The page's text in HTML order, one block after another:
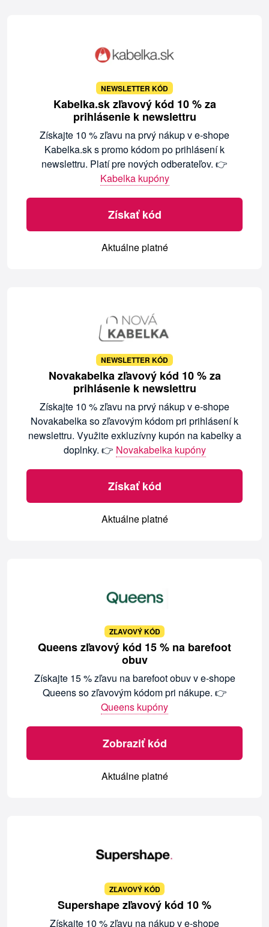
NEWSLETTER KÓD
Kabelka.sk zľavový kód 10 % za
prihlásenie k newslettru
Získajte 10 % zľavu na prvý nákup v e-shope
Kabelka.sk s promo kódom po prihlásení k
newslettru. Platí pre nových odberateľov. 👉
Kabelka kupóny
Získať kód
Aktuálne platné
NEWSLETTER KÓD
Novakabelka zľavový kód 10 % za
prihlásenie k newslettru
Získajte 10 % zľavu na prvý nákup v e-shope
Novakabelka so zľavovým kódom pri prihlásení k
newslettru. Využite exkluzívny kupón na kabelky a
doplnky. 👉 Novakabelka kupóny
Získať kód
Aktuálne platné
ZĽAVOVÝ KÓD
Queens zľavový kód 15 % na barefoot
obuv
Získajte 15 % zľavu na barefoot obuv v e-shope
Queens so zľavovým kódom pri nákupe. 👉
Queens kupóny
Zobraziť kód
Aktuálne platné
ZĽAVOVÝ KÓD
Supershape zľavový kód 10 %
Získajte 10 % zľavu na nákup v e-shope